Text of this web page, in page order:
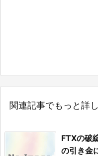
関連記事でもっと詳し
FTXの破
の引き金